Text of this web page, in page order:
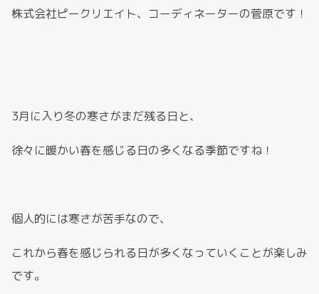
株式会社ピークリエイト、コーディネーターの菅原です！
3月に入り冬の寒さがまだ残る日と、
徐々に暖かい春を感じる日の多くなる季節ですね！
個人的には寒さが苦手なので、
これから春を感じられる日が多くなっていくことが楽しみ
です。